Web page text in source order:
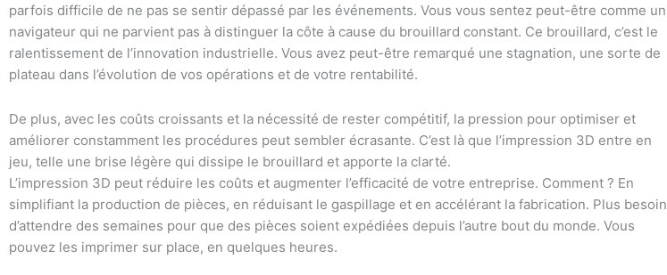
parfois difficile de ne pas se sentir dépassé par les événements. Vous vous sentez peut-être comme un
navigateur qui ne parvient pas à distinguer la côte à cause du brouillard constant. Ce brouillard, c’est le
ralentissement de l’innovation industrielle. Vous avez peut-être remarqué une stagnation, une sorte de
plateau dans l’évolution de vos opérations et de votre rentabilité.
De plus, avec les coûts croissants et la nécessité de rester compétitif, la pression pour optimiser et
améliorer constamment les procédures peut sembler écrasante. C’est là que l’impression 3D entre en
jeu, telle une brise légère qui dissipe le brouillard et apporte la clarté.
L’impression 3D peut réduire les coûts et augmenter l’efficacité de votre entreprise. Comment ? En
simplifiant la production de pièces, en réduisant le gaspillage et en accélérant la fabrication. Plus besoin
d’attendre des semaines pour que des pièces soient expédiées depuis l’autre bout du monde. Vous
pouvez les imprimer sur place, en quelques heures.